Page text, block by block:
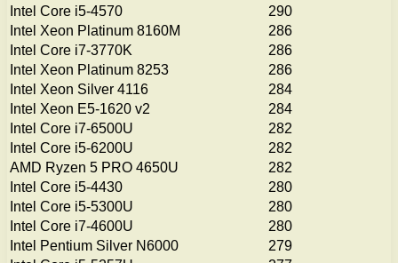
Intel Core i5-4570
290
Intel Xeon Platinum 8160M
286
Intel Core i7-3770K
286
Intel Xeon Platinum 8253
286
Intel Xeon Silver 4116
284
Intel Xeon E5-1620 v2
284
Intel Core i7-6500U
282
Intel Core i5-6200U
282
AMD Ryzen 5 PRO 4650U
282
Intel Core i5-4430
280
Intel Core i5-5300U
280
Intel Core i7-4600U
280
Intel Pentium Silver N6000
279